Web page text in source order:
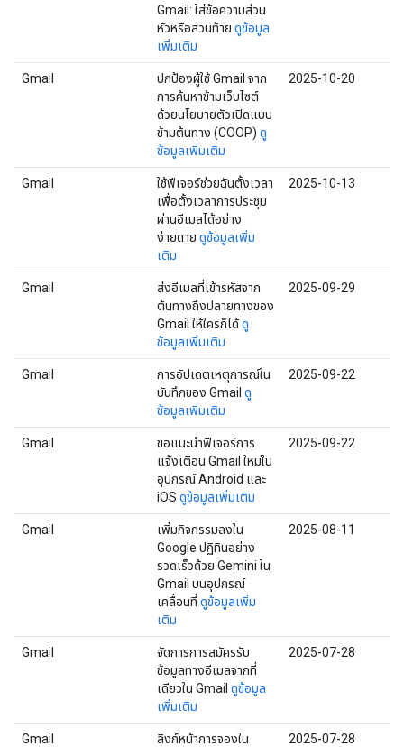
Gmail: ใส่ข้อความส่วน
หัวหรือส่วนท้าย ดูข้อมูล
เพิ่มเติม
Gmail
ปกป้องผู้ใช้ Gmail จาก
การค้นหาข้ามเว็บไซต์
ด้วยนโยบายตัวเปิดแบบ
ข้ามต้นทาง (COOP) ดู
ข้อมูลเพิ่มเติม
2025-10-20
Gmail
ใช้ฟีเจอร์ช่วยฉันตั้งเวลา
เพื่อตั้งเวลาการประชุม
ผ่านอีเมลได้อย่าง
ง่ายดาย ดูข้อมูลเพิ่ม
เติม
2025-10-13
Gmail
ส่งอีเมลที่เข้ารหัสจาก
ต้นทางถึงปลายทางของ
Gmail ให้ใครก็ได้ดู
ข้อมูลเพิ่มเติม
2025-09-29
Gmail
การอัปเดตเหตุการณ์ใน
บันทึกของ Gmail ดู
ข้อมูลเพิ่มเติม
2025-09-22
Gmail
ขอแนะนำฟีเจอร์การ
แจ้งเตือน Gmail ใหม่ใน
อุปกรณ์ Android และ
iOS ดูข้อมูลเพิ่มเติม
2025-09-22
Gmail
เพิ่มกิจกรรมลงใน
Google ปฏิทินอย่าง
รวดเร็วด้วย Gemini ใน
Gmail บนอุปกรณ์
เคลื่อนที่ ดูข้อมูลเพิ่ม
เติม
2025-08-11
Gmail
จัดการการสมัครรับ
ข้อมูลทางอีเมลจากที่
เดียวใน Gmail ดูข้อมูล
เพิ่มเติม
2025-07-28
Gmail
ลิงก์หน้าการจองใน
2025-07-28